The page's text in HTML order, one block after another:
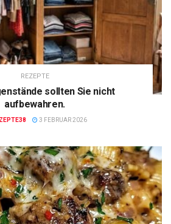
REZEPTE
sollten Sie nicht
aufbewahren.
3 FEBRUAR 2026